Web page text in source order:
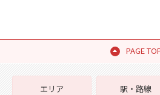
PAGE
エリア
駅・路線